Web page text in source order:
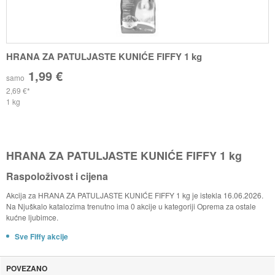
HRANA ZA PATULJASTE KUNIĆE FIFFY 1 kg
samo 1,99 €
2,69 €
1 kg
HRANA ZA PATULJASTE KUNIĆE FIFFY 1 kg
Raspoloživost i cijena
Akcija za HRANA ZA PATULJASTE KUNIĆE FIFFY 1 kg je istekla 16.06.2026.
Na Njuškalo katalozima trenutno ima 0 akcije u kategoriji Oprema za ostale
kućne ljubimce.
Sve Fiffy akcije
POVEZANO